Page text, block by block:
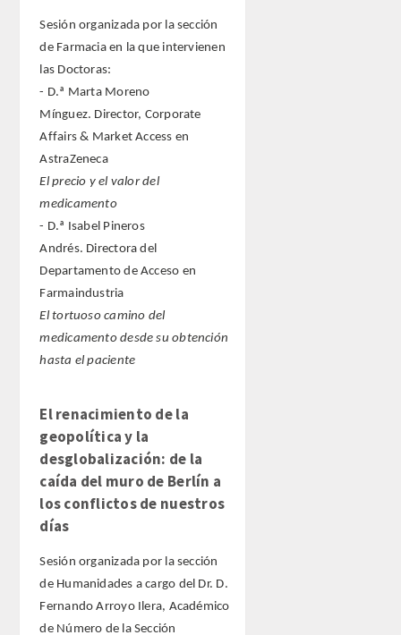
Sesión organizada por la sección
de Farmacia en la que intervienen
las Doctoras:
- D.ª Marta Moreno
Mínguez. Director, Corporate
Affairs & Market Access en
AstraZeneca
El precio y el valor del
medicamento
- D.ª Isabel Pineros
Andrés. Directora del
Departamento de Acceso en
Farmaindustria
El tortuoso camino del
medicamento desde su obtención
hasta el paciente
El renacimiento de la
geopolítica y la
desglobalización: de la
caída del muro de Berlín a
los conflictos de nuestros
días
Sesión organizada por la sección
de Humanidades a cargo del Dr. D.
Fernando Arroyo Ilera, Académico
de Número de la Sección